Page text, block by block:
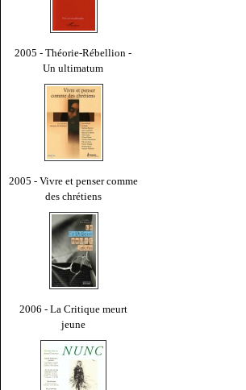
2005 - Théorie-Rébellion -
Un ultimatum
2005 - Vivre et penser comme
des chrétiens
2006 - La Critique meurt
jeune